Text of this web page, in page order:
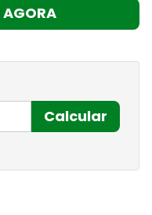
Calcular